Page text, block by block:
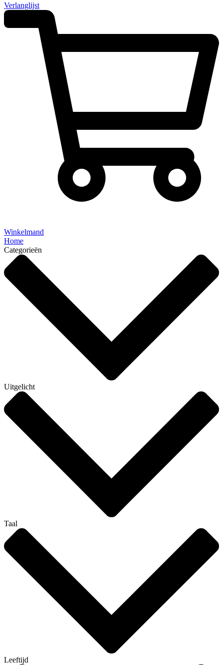
Verlanglijst
Winkelmand
Home
Categorieën
Uitgelicht
Taal
Leeftijd